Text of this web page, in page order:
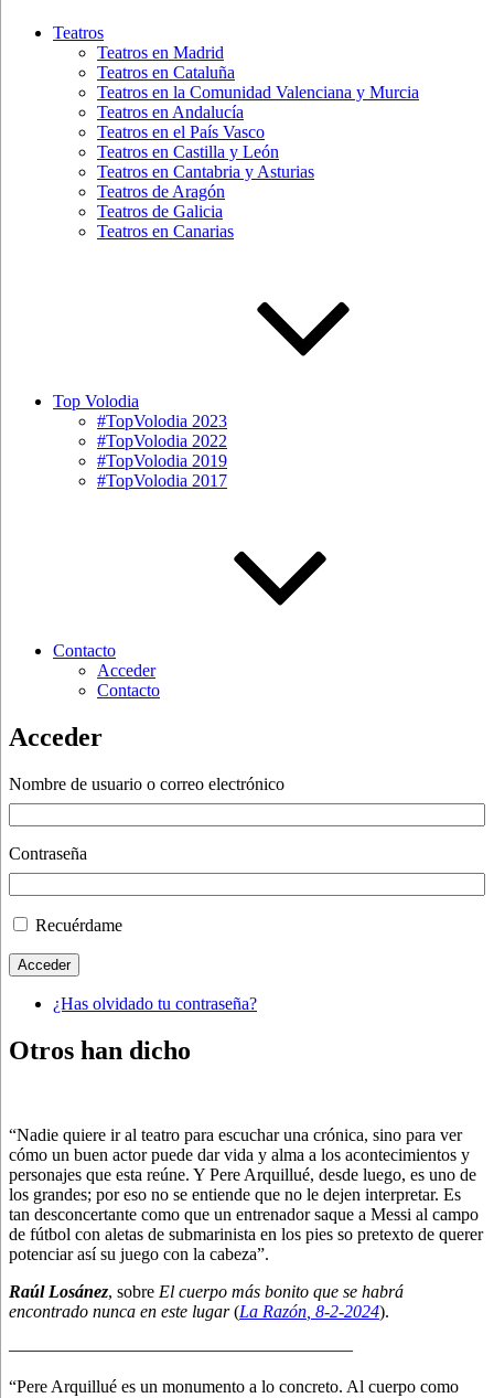
Teatros
Teatros en Madrid
Teatros en Cataluña
Teatros en la Comunidad Valenciana y Murcia
Teatros en Andalucía
Teatros en el País Vasco
Teatros en Castilla y León
Teatros en Cantabria y Asturias
Teatros de Aragón
Teatros de Galicia
Teatros en Canarias
Top Volodia
#TopVolodia 2023
#TopVolodia 2022
#TopVolodia 2019
#TopVolodia 2017
Contacto
Acceder
Contacto
Acceder
Nombre de usuario o correo electrónico
Contraseña
Recuérdame
Acceder
¿Has olvidado tu contraseña?
Otros han dicho
“Nadie quiere ir al teatro para escuchar una crónica, sino para ver
cómo un buen actor puede dar vida y alma a los acontecimientos y
personajes que esta reúne. Y Pere Arquillué, desde luego, es uno de
los grandes; por eso no se entiende que no le dejen interpretar. Es
tan desconcertante como que un entrenador saque a Messi al campo
de fútbol con aletas de submarinista en los pies so pretexto de querer
potenciar así su juego con la cabeza”.
Raúl Losánez, sobre El cuerpo más bonito que se habrá
encontrado nunca en este lugar(La Razón , 8-2-2024).
———————————————————–
“Pere Arquillué es un monumento a lo concreto. Al cuerpo como